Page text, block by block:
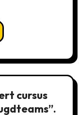
cursus